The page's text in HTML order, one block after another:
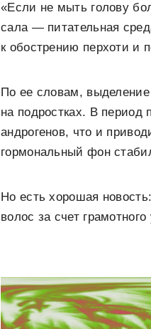
«Если не мыть голову
сала — питательная
к обострению перхоти
По ее словам,
на подростках. В период
андрогенов, что и
гормональный фон
Но есть хорошая
волос за счет